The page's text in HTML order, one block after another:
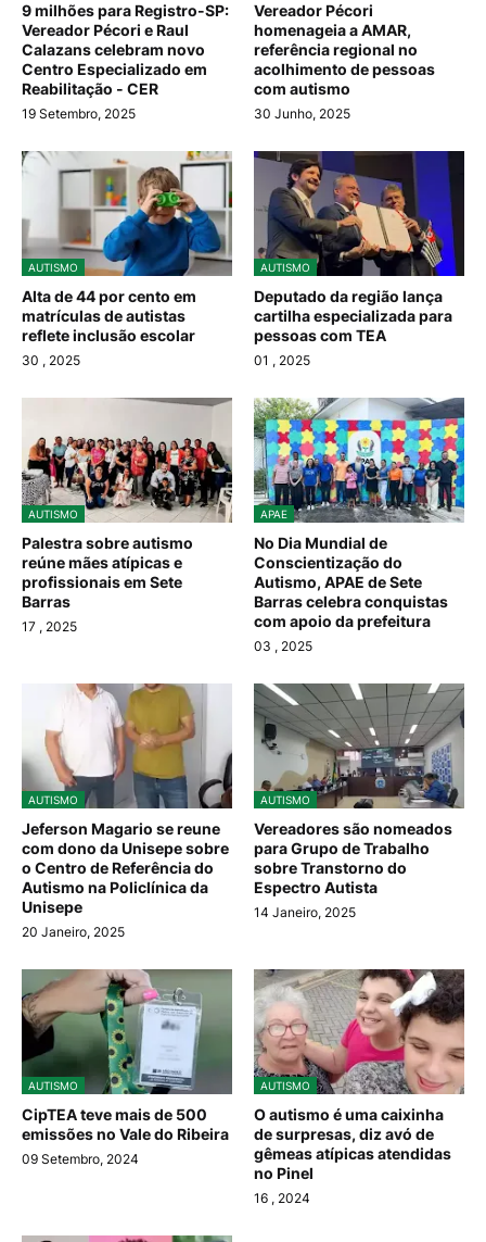
9 milhões para Registro-SP:
Vereador Pécori e Raul
Calazans celebram novo
Centro Especializado em
Reabilitação - CER
19 Setembro, 2025
Vereador Pécori
homenageia a AMAR,
referência regional no
acolhimento de pessoas
com autismo
30 Junho, 2025
AUTISMO
Alta de 44 por cento em
matrículas de autistas
reflete inclusão escolar
30 , 2025
AUTISMO
Deputado da região lança
cartilha especializada para
pessoas com TEA
01 , 2025
AUTISMO
Palestra sobre autismo
reúne mães atípicas e
profissionais em Sete
Barras
17 , 2025
APAE
No Dia Mundial de
Conscientização do
Autismo, APAE de Sete
Barras celebra conquistas
com apoio da prefeitura
03 , 2025
AUTISMO
Jeferson Magario se reune
com dono da Unisepe sobre
o Centro de Referência do
Autismo na Policlínica da
Unisepe
20 Janeiro, 2025
AUTISMO
Vereadores são nomeados
para Grupo de Trabalho
sobre Transtorno do
Espectro Autista
14 Janeiro, 2025
AUTISMO
CipTEA teve mais de 500
emissões no Vale do Ribeira
09 Setembro, 2024
AUTISMO
O autismo é uma caixinha
de surpresas, diz avó de
gêmeas atípicas atendidas
no Pinel
16 , 2024